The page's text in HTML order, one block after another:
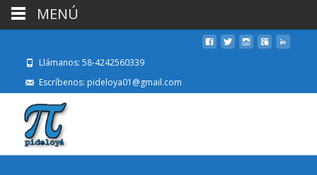
Llámanos: 58-4242560339
Escríbenos: pideloya01@gmail.com
MENÚ